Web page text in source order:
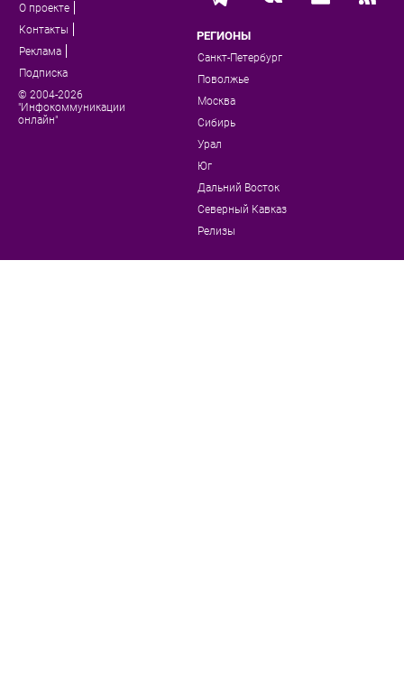
О проекте
Контакты
Реклама
Подписка
© 2004-2026
"Инфокоммуникации
онлайн"
РЕГИОНЫ
Санкт-Петербург
Поволжье
Москва
Сибирь
Урал
Юг
Дальний Восток
Северный Кавказ
Релизы